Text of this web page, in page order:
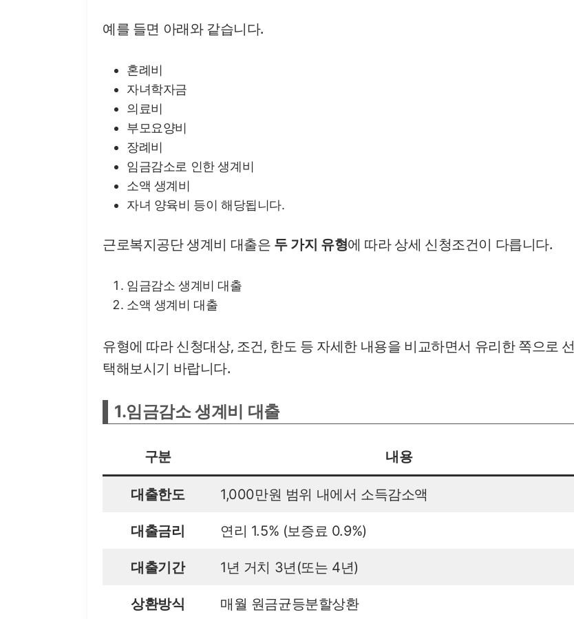
예를 들면 아래와 같습니다.
혼례비
자녀학자금
의료비
부모요양비
장례비
임금감소로 인한 생계비
소액 생계비
자녀 양육비 등이 해당됩니다.
근로복지공단 생계비 대출은 두 가지 유형에 따라 상세 신청조건이 다릅니다.
임금감소 생계비 대출
소액 생계비 대출
유형에 따라 신청대상, 조건, 한도 등 자세한 내용을 비교하면서 유리한 쪽으로 선
택해보시기 바랍니다.
1.임금감소 생계비 대출
구분 내용
대출한도 1,000만원 범위 내에서 소득감소액
대출금리 연리 1.5% (보증료 0.9%)
대출기간 1년 거치 3년(또는 4년)
상환방식 매월 원금균등분할상환